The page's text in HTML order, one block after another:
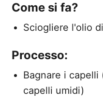
Come si fa?
Sciogliere l'olio
Processo:
Bagnare i capelli
capelli umidi)